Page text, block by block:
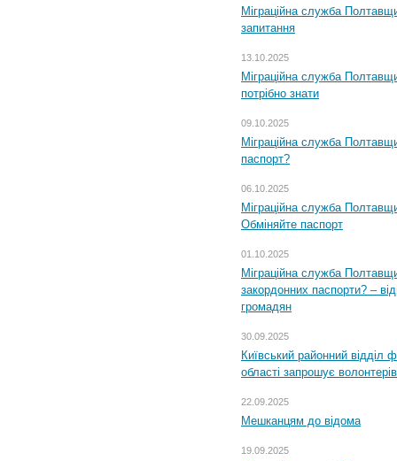
Міграційна служба
запитання
13.10.2025
Міграційна служба
потрібно знати
09.10.2025
Міграційна служба
паспорт?
06.10.2025
Міграційна служба
Обміняйте паспорт
01.10.2025
Міграційна служба
закордонних паспорти? –
громадян
30.09.2025
Київський районний відділ
області запрошує
22.09.2025
Мешканцям до відома
19.09.2025